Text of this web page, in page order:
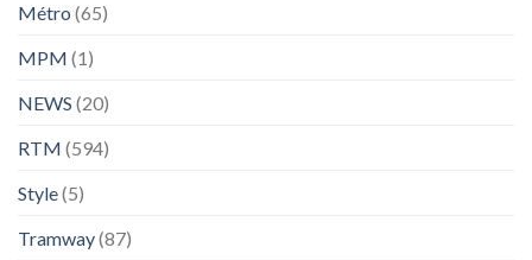
Métro (65)
MPM (1)
NEWS (20)
RTM (594)
Style(5)
Tramway(87)